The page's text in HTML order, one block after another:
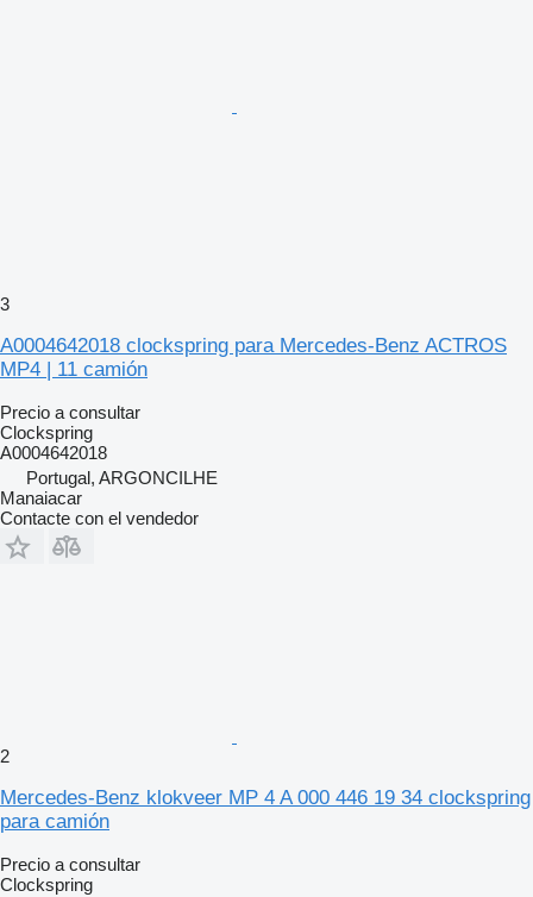
3
A0004642018 clockspring para Mercedes-Benz ACTROS
MP4 | 11 camión
Precio a consultar
Clockspring
A0004642018
Portugal, ARGONCILHE
Manaiacar
Contacte con el vendedor
2
Mercedes-Benz klokveer MP 4 A 000 446 19 34 clockspring
para camión
Precio a consultar
Clockspring